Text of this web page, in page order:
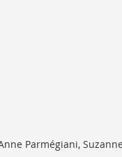
Parmégiani,